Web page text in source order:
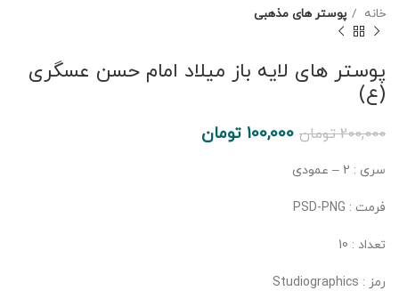
خانه پوستر های مذهبی
پوستر های لایه باز میلاد امام حسن عسگری
(ع)
200,000 تومان 100,000 تومان
سری : 2 – عمودی
فرمت : PSD-PNG
تعداد : 10
رمز : Studiographics